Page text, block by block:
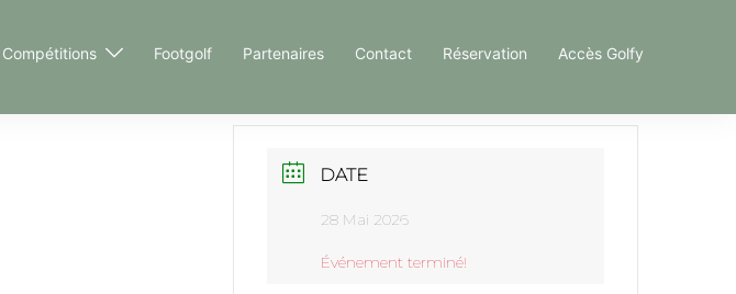
Compétitions Footgolf Partenaires Contact Réservation Accès Golfy
DATE
28 Mai 2026
Événement terminé!